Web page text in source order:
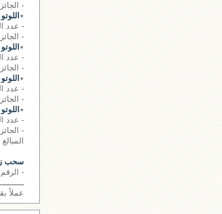
-
٭
- عدد
- الجائزة
٭
- عدد
- الجائزة
٭
- عدد
- الجائزة
٭
- عدد
-
سحب
- الرقم
عملاً